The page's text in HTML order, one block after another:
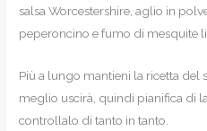
salsa Worcestershire, aglio in
peperoncino e fumo di mesquite
Più a lungo mantieni la ricetta del
meglio uscirà, quindi pianifica di
controllalo di tanto in tanto.